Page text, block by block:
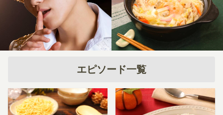
エピソード一覧